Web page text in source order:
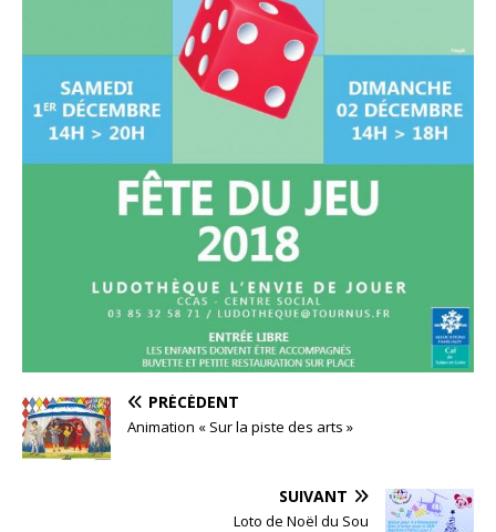
PRÉCÉDENT
Animation « Sur la piste des arts »
SUIVANT
Loto de Noël du Sou